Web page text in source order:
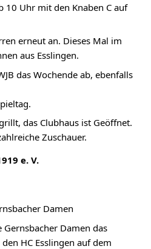
10 Uhr mit den Knaben C auf
erneut an. Dieses Mal im
aus Esslingen.
das Wochende ab, ebenfalls
das Clubhaus ist Geöffnet.
Zuschauer.
e. V.
Damen
Damen das
HC Esslingen auf dem